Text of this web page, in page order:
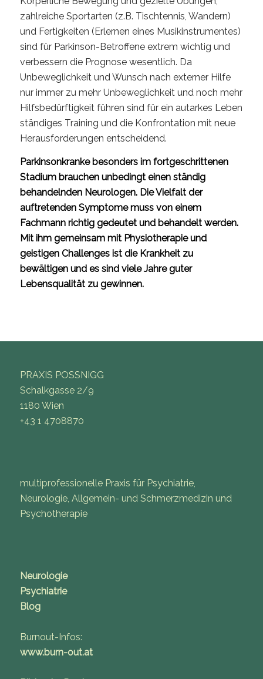
zahlreiche Sportarten (z.B. Tischtennis, Wandern)
und Fertigkeiten (Erlernen eines Musikinstrumentes)
sind für Parkinson-Betroffene extrem wichtig und
verbessern die Prognose wesentlich. Da
Unbeweglichkeit und Wunsch nach externer Hilfe
nur immer zu mehr Unbeweglichkeit und noch mehr
Hilfsbedürftigkeit führen sind für ein autarkes Leben
ständiges Training und die Konfrontation mit neue
Herausforderungen entscheidend.
Parkinsonkranke besonders im fortgeschrittenen
Stadium brauchen unbedingt einen ständig
behandelnden Neurologen. Die Vielfalt der
auftretenden Symptome muss von einem
Fachmann richtig gedeutet und behandelt werden.
Mit ihm gemeinsam mit Physiotherapie und
geistigen Challenges ist die Krankheit zu
bewältigen und es sind viele Jahre guter
Lebensqualität zu gewinnen.
PRAXIS POSSNIGG
Schalkgasse 2/9
1180 Wien
+43 1 4708870
multiprofessionelle Praxis für Psychiatrie,
Neurologie, Allgemein- und Schmerzmedizin und
Psychotherapie
Neurologie
Psychiatrie
Blog
Burnout-Infos:
www.burn-out.at